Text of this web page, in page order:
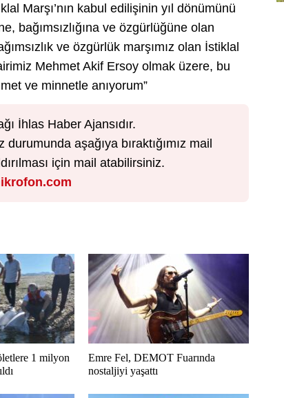
Marşı’nın kabul edilişinin yıl dönümünü
bağımsızlığına ve özgürlüğüne olan
ve özgürlük marşımız olan İstiklal
Mehmet Akif Ersoy olmak üzere, bu
ve minnetle anıyorum”
İhlas Haber Ajansıdır.
aşağıya bıraktığımız mail
için mail atabilirsiniz.
1 milyon
Emre Fel, DEMOT Fuarında
nostaljiyi yaşattı